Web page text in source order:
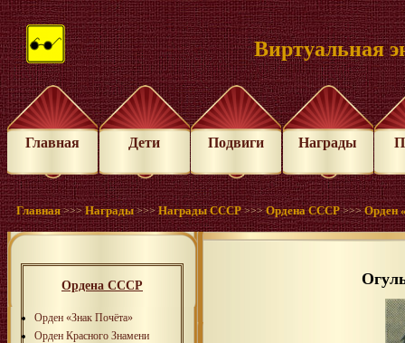
Виртуальная
Главная Дети Подвиги Награды
Главная >>>Награды >>>Награды СССР >>>Ордена СССР >>>Орден
Ордена СССР
Орден «Знак Почёта»
Орден Красного Знамени